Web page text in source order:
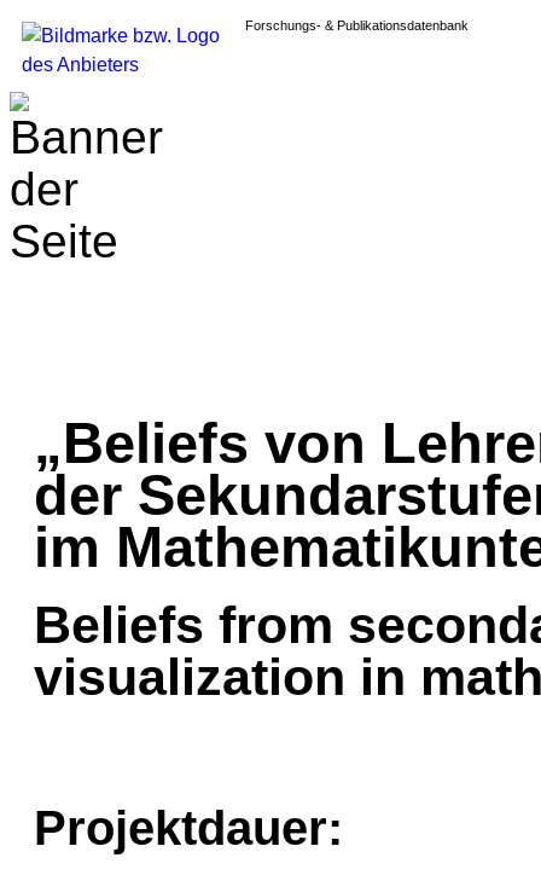
Forschungs- & Publikationsdatenbank
„Beliefs von
der
im
Beliefs from
visualization in
Projektdauer: